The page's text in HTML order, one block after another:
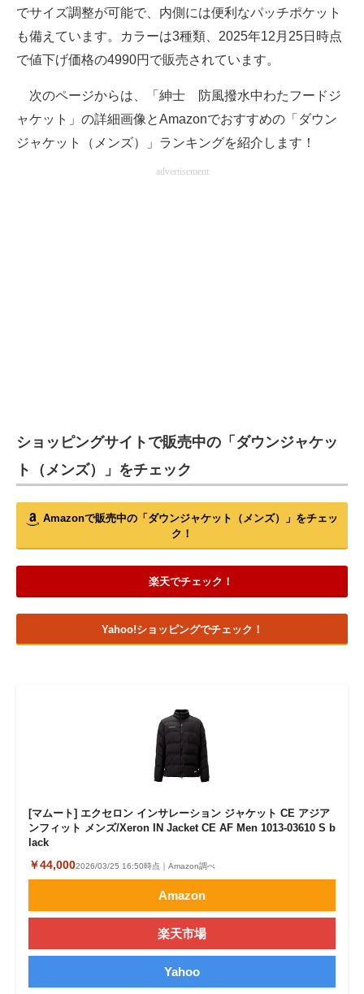
でサイズ調整が可能で、内側には便利なパッチポケット
も備えています。カラーは3種類、2025年12月25日時点
で値下げ価格の4990円で販売されています。
次のページからは、「紳士 防風撥水中わたフードジ
ャケット」の詳細画像とAmazonでおすすめの「ダウン
ジャケット（メンズ）」ランキングを紹介します！
advertisement
ショッピングサイトで販売中の「ダウンジャケッ
ト（メンズ）」をチェック
Amazonで販売中の「ダウンジャケット（メンズ）」をチェッ
ク！
楽天でチェック！
Yahoo!ショッピングでチェック！
[マムート] エクセロン インサレーション ジャケット CE アジア
ンフィット メンズ/Xeron IN Jacket CE AF Men 1013-03610 S b
lack
￥44,0002026/03/25 16:50時点｜Amazon調べ
Amazon
楽天市場
Yahoo